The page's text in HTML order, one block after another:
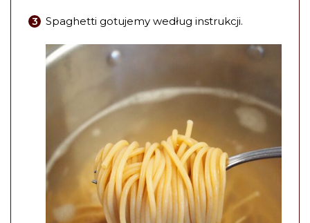
Spaghetti gotujemy według instrukcji.